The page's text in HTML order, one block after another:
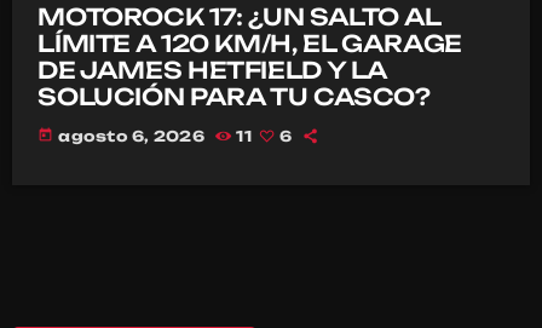
MOTOROCK 17: ¿UN SALTO AL
LÍMITE A 120 KM/H, EL GARAGE
DE JAMES HETFIELD Y LA
SOLUCIÓN PARA TU CASCO?
today agosto 6, 2026 11 6